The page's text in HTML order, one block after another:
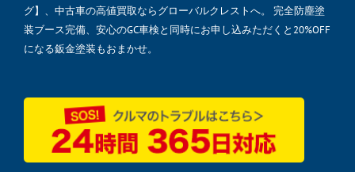
グ】、中古車の高値買取ならグローバルクレストへ。 完全防塵塗
装ブース完備、安心のGC車検と同時にお申し込みただくと20%OFF
になる鈑金塗装もおまかせ。